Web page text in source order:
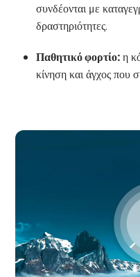
συνδέονται με
δραστηριότητες.
Παθητικό φορτίο:η
κίνηση και άγχος που